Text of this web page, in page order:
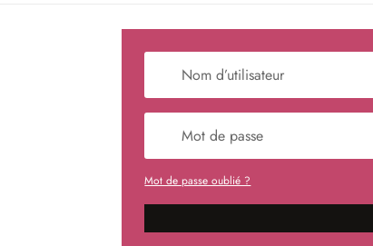
Mot de passe oublié ?